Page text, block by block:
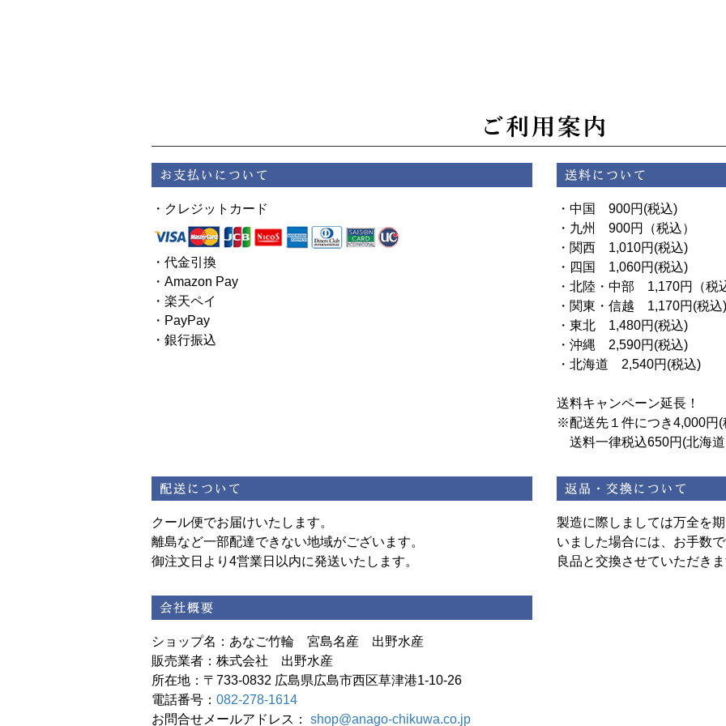
・クレジットカード
・代金引換
・Amazon Pay
・楽天ペイ
・PayPay
・銀行振込
・中国 900円(税込)
・九州 900円（税込）
・関西 1,010円(税込)
・四国 1,060円(税込)
・北陸・中部 1,170円（税
・関東・信越 1,170円(税込)
・東北 1,480円(税込)
・沖縄 2,590円(税込)
・北海道 2,540円(税込)
送料キャンペーン延長！
※配送先１件につき4,000円(
送料一律税込650円(北海
クール便でお届けいたします。
離島など一部配達できない地域がございます。
御注文日より4営業日以内に発送いたします。
製造に際しましては万全を
いました場合には、お手数
良品と交換させていただき
ショップ名：あなご竹輪 宮島名産 出野水産
販売業者：株式会社 出野水産
所在地：〒733-0832 広島県広島市西区草津港1-10-26
電話番号： 082-278-1614
お問合せメールアドレス： shop@anago-chikuwa.co.jp